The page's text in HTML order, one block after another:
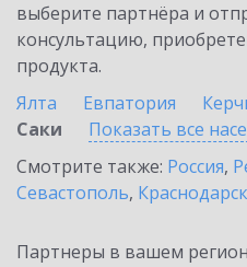
выберите партнёра и
консультацию,
продукта.
Ялта
Евпатория
Саки
Показать все
Смотрите также: Россия,
Севастополь,
Партнеры в вашем